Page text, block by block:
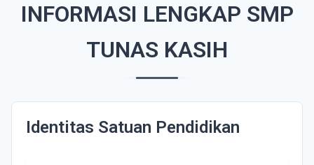
INFORMASI LENGKAP SMP
TUNAS KASIH
Identitas Satuan Pendidikan